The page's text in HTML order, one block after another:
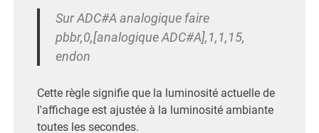
Sur ADC#A analogique faire
pbbr,0,[analogique ADC#A],1,1,15,
endon
Cette règle signifie que la luminosité actuelle de
l'affichage est ajustée à la luminosité ambiante
toutes les secondes.